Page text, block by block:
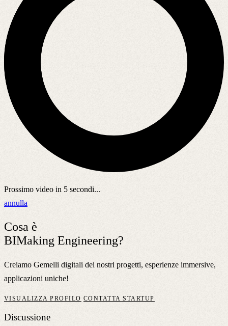
Prossimo video in 5 secondi...
annulla
Cosa è
BIMaking Engineering?
Creiamo Gemelli digitali dei nostri progetti, esperienze immersive,
applicazioni uniche!
VISUALIZZA PROFILO CONTATTA STARTUP
Discussione